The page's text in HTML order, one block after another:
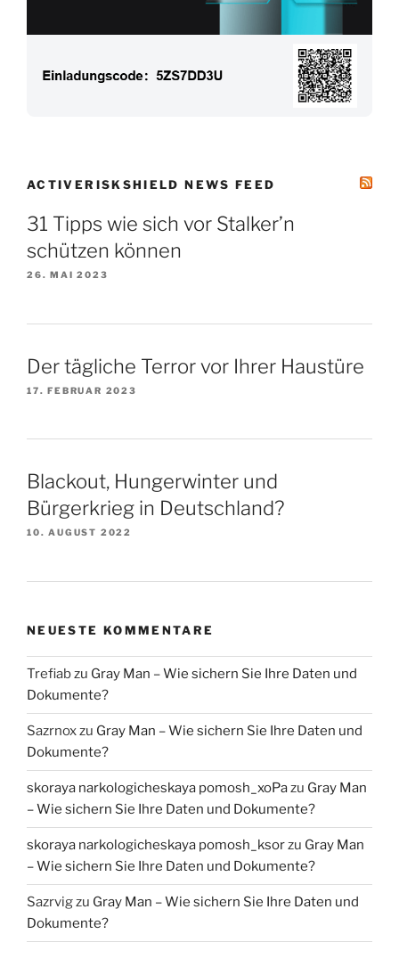
ACTIVERISKSHIELD NEWS FEED
31 Tipps wie sich vor Stalker’n
schützen können
26. MAI 2023
Der tägliche Terror vor Ihrer Haustüre
17. FEBRUAR 2023
Blackout, Hungerwinter und
Bürgerkrieg in Deutschland?
10. AUGUST 2022
NEUESTE KOMMENTARE
Trefiabzu Gray Man – Wie sichern Sie Ihre Daten und
Dokumente?
Sazrnoxzu Gray Man – Wie sichern Sie Ihre Daten und
Dokumente?
skoraya narkologicheskaya pomosh_xoPazu Gray Man
– Wie sichern Sie Ihre Daten und Dokumente?
skoraya narkologicheskaya pomosh_ksorzu Gray Man
– Wie sichern Sie Ihre Daten und Dokumente?
Sazrvigzu Gray Man – Wie sichern Sie Ihre Daten und
Dokumente?